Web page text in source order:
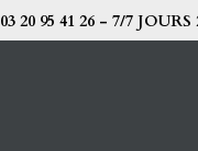
03 20 95 41 26 - 7/7 JOURS